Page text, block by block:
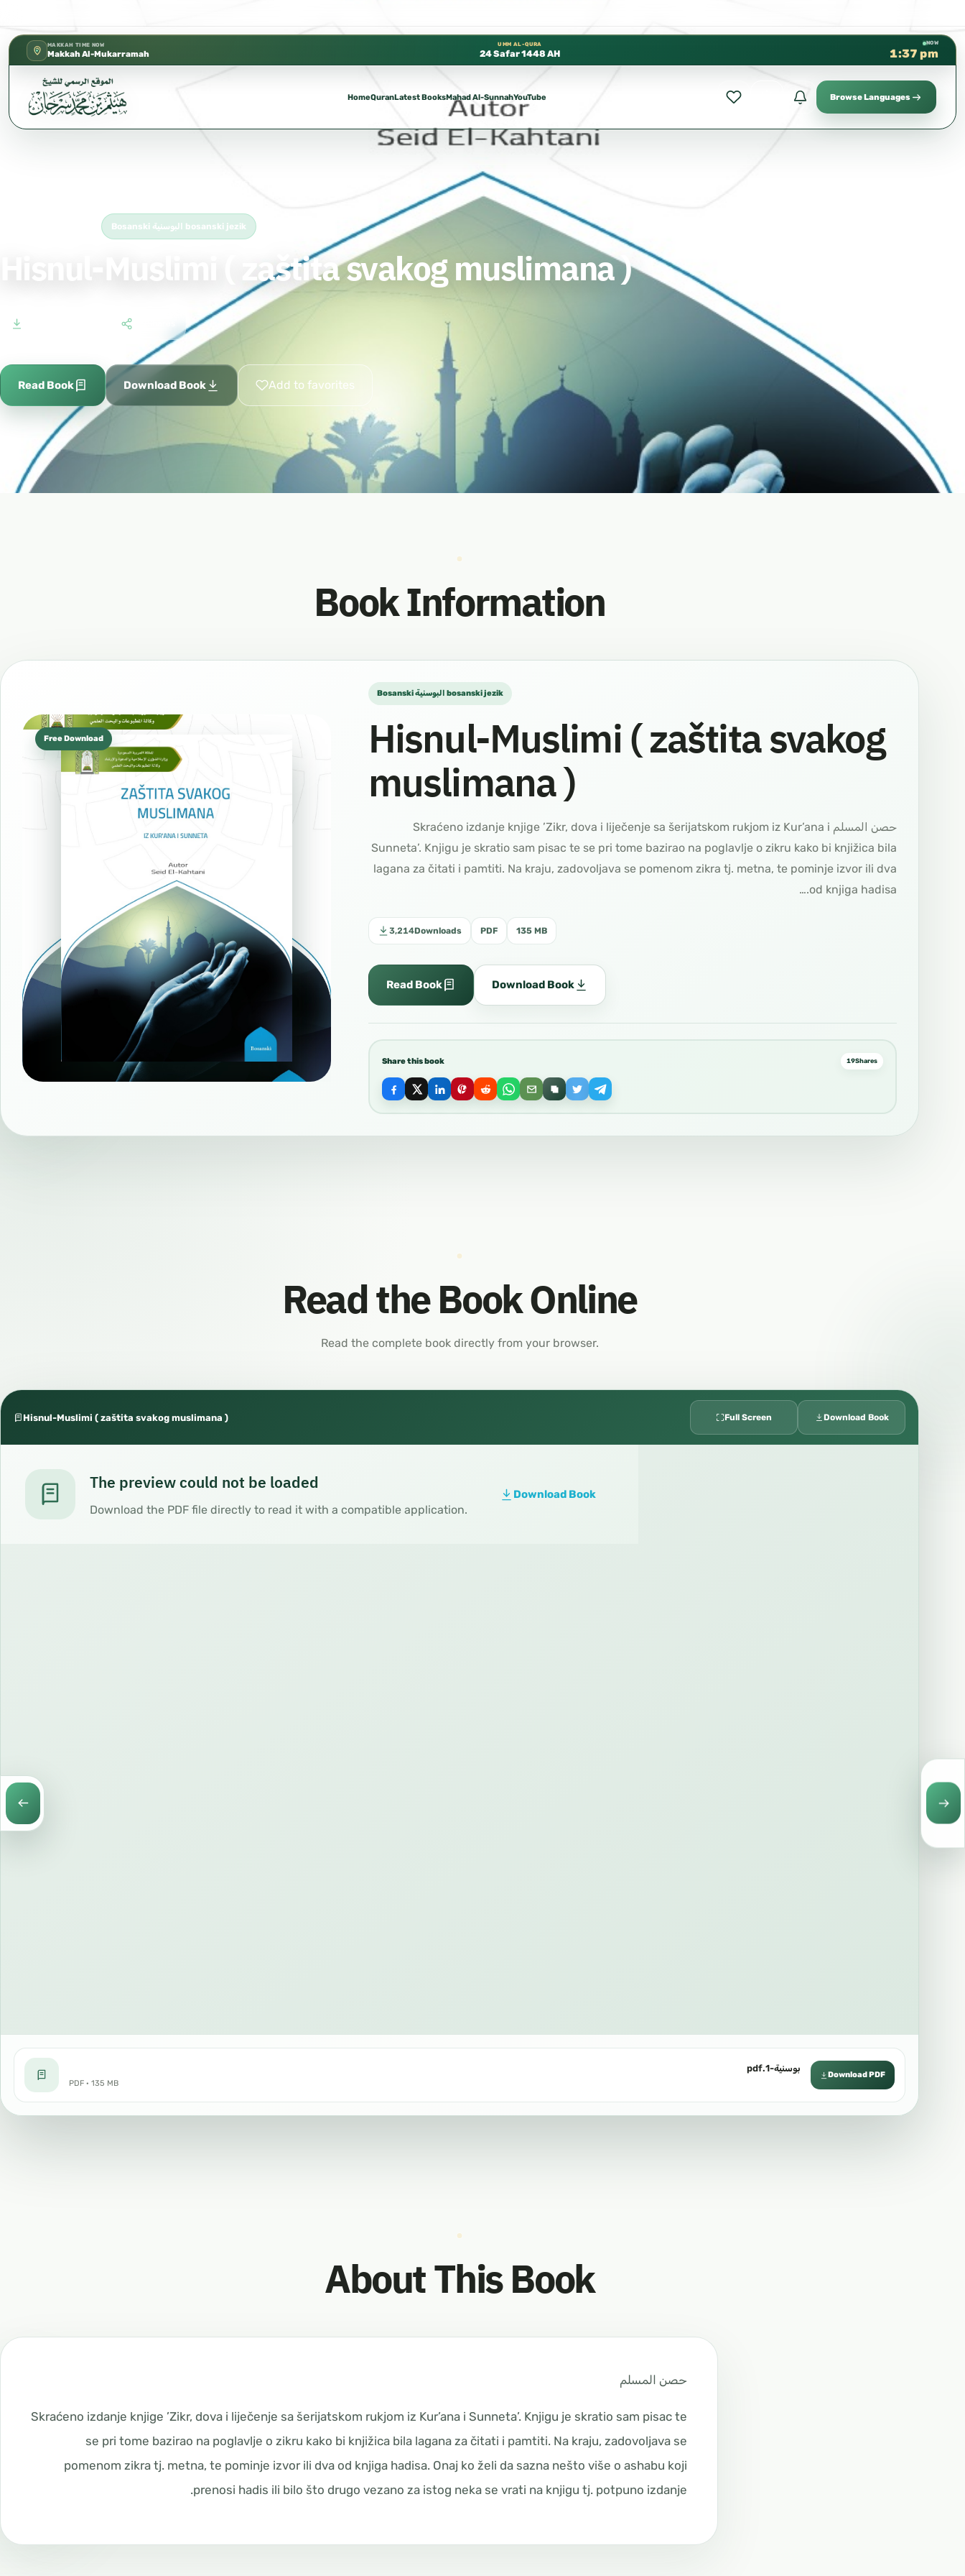
MAKKAH TIME NOW
Makkah Al-Mukarramah
UMM AL-QURA
24 Safar 1448 AH
NOW
1:37 pm
HomeQuranLatest BooksMahad Al-SunnahYouTube Browse Languages
Bosanski البوسنية bosanski jezik
Hisnul-Muslimi ( zaštita svakog muslimana )
Read Book Download Book Add to favorites
Book Information
Free Download
Bosanski البوسنية bosanski jezik
Hisnul-Muslimi ( zaštita svakog
muslimana )
حصن المسلم Skraćeno izdanje knjige ’Zikr, dova i liječenje sa šerijatskom rukjom iz Kur’ana i
Sunneta’. Knjigu je skratio sam pisac te se pri tome bazirao na poglavlje o zikru kako bi knjižica bila
lagana za čitati i pamtiti. Na kraju, zadovoljava se pomenom zikra tj. metna, te pominje izvor ili dva
od knjiga hadisa.…
3,214Downloads PDF 135 MB
Read Book Download Book
Share this book 19Shares
Read the Book Online
Read the complete book directly from your browser.
Hisnul-Muslimi ( zaštita svakog muslimana ) Full Screen Download Book
The preview could not be loaded
Download the PDF file directly to read it with a compatible application.
Download Book
بوسنية-1.pdf
PDF · 135 MB
Download PDF
About This Book
حصن المسلم
Skraćeno izdanje knjige ’Zikr, dova i liječenje sa šerijatskom rukjom iz Kur’ana i Sunneta’. Knjigu je skratio sam pisac te
se pri tome bazirao na poglavlje o zikru kako bi knjižica bila lagana za čitati i pamtiti. Na kraju, zadovoljava se
pomenom zikra tj. metna, te pominje izvor ili dva od knjiga hadisa. Onaj ko želi da sazna nešto više o ashabu koji
prenosi hadis ili bilo što drugo vezano za istog neka se vrati na knjigu tj. potpuno izdanje.